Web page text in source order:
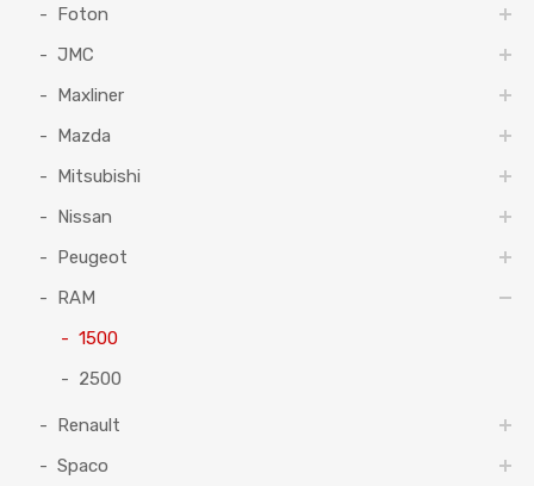
Foton
JMC
Maxliner
Mazda
Mitsubishi
Nissan
Peugeot
RAM
1500
2500
Renault
Spaco